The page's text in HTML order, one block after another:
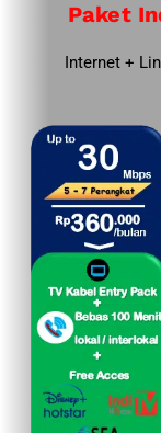
Paket
Internet +